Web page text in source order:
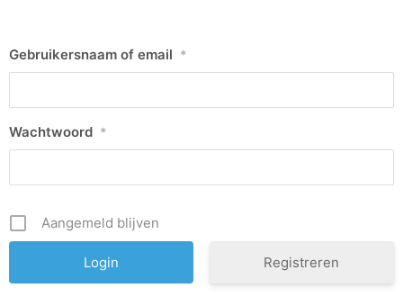
Gebruikersnaam of email *
Wachtwoord *
Aangemeld blijven
Registreren